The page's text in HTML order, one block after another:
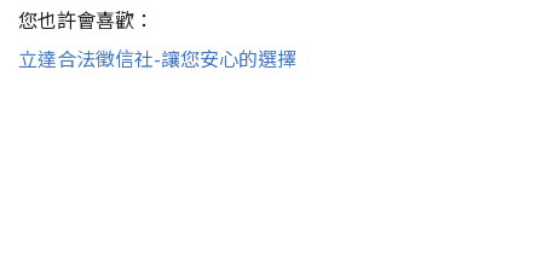
您也許會喜歡：
立達合法徵信社-讓您安心的選擇